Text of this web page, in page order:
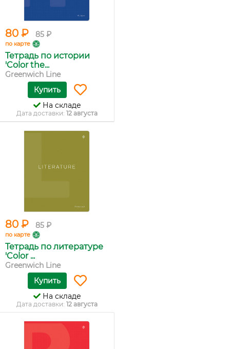
80 ₽ 85 ₽
по карте
Тетрадь по истории
'Color the...
Greenwich Line
Купить
На складе
Дата доставки: 12 августа
80 ₽ 85 ₽
по карте
Тетрадь по литературе
'Color ...
Greenwich Line
Купить
На складе
Дата доставки: 12 августа